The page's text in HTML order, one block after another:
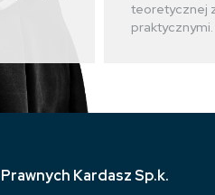
teoretycznej
praktycznymi.
Kardasz Sp.k.